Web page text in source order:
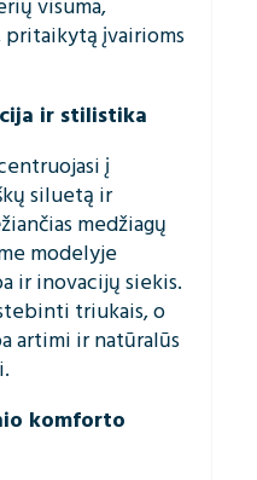
įvairioms
ir stilistika
į
siluetą ir
medžiagų
modelyje
ir inovacijų siekis.
triukais, o
artimi ir natūralūs
komforto